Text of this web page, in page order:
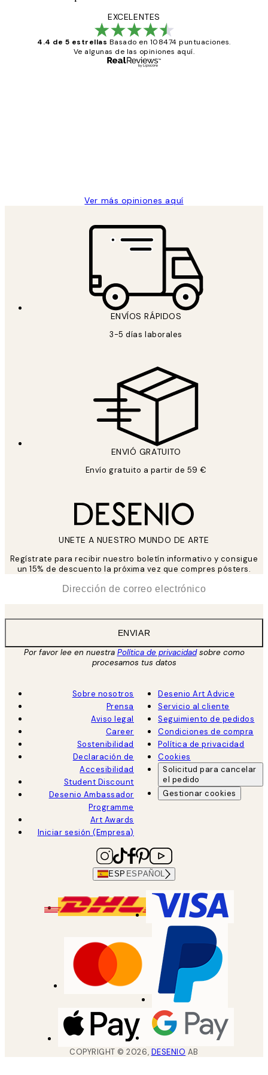
EXCELENTES
4.4 de 5 estrellas Basado en 108474 puntuaciones.
Ve algunas de las opiniones aquí.
Ver más opiniones aquí
ENVÍOS RÁPIDOS
3-5 días laborales
ENVIÓ GRATUITO
Envío gratuito a partir de 59 €
UNETE A NUESTRO MUNDO DE ARTE
Regístrate para recibir nuestro boletín informativo y consigue
un 15% de descuento la próxima vez que compres pósters.
ENVIAR
Por favor lee en nuestra Política de privacidadsobre como
procesamos tus datos
Sobre nosotros
Prensa
Aviso legal
Career
Sostenibilidad
Declaración de
Accesibilidad
Student Discount
Desenio Ambassador
Programme
Art Awards
Iniciar sesión (Empresa)
Desenio Art Advice
Servicio al cliente
Seguimiento de pedidos
Condiciones de compra
Política de privacidad
Cookies
Solicitud para cancelar
el pedido
Gestionar cookies
ESP ESPAÑOL
COPYRIGHT ©2026, DESENIO AB